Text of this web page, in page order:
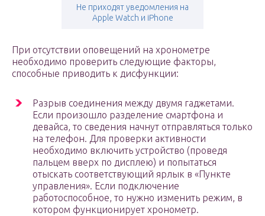
Не приходят уведомления на
Apple Watch и iPhone
При отсутствии оповещений на хронометре
необходимо проверить следующие факторы,
способные приводить к дисфункции:
Разрыв соединения между двумя гаджетами.
Если произошло разделение смартфона и
девайса, то сведения начнут отправляться только
на телефон. Для проверки активности
необходимо включить устройство (проведя
пальцем вверх по дисплею) и попытаться
отыскать соответствующий ярлык в «Пункте
управления». Если подключение
работоспособное, то нужно изменить режим, в
котором функционирует хронометр.